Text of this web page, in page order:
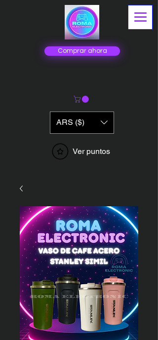
Comprar ahora
ARS ($)
Ver puntos